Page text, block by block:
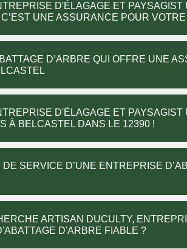
D'ÉLAGAGE ET PAYSAGIST
UNE ASSURANCE POUR
D’ARBRE QUI OFFRE UNE
D'ÉLAGAGE ET
À BELCASTEL DANS LE 12390 !
DE SERVICE D’UNE ENTREPRISE
ARTISAN DUCULTY,
D'ARBRE FIABLE ?